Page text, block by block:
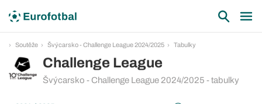
Soutěže Švýcarsko - Challenge League 2024/2025 Tabulky
Challenge League
Švýcarsko - Challenge League 2024/2025 - tabulky